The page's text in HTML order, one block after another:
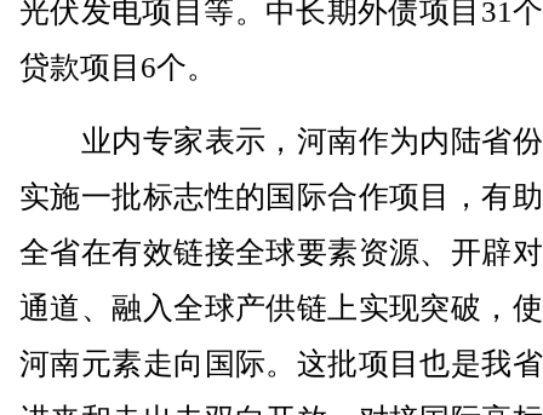
光伏发电项目等。中长期外债项目31
贷款项目6个。
业内专家表示，河南作为内陆省
实施一批标志性的国际合作项目，有
全省在有效链接全球要素资源、开辟
通道、融入全球产供链上实现突破，
河南元素走向国际。这批项目也是我